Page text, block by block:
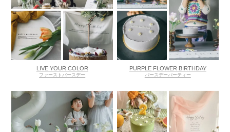
LIVE YOUR COLOR
ファーストバースデー
PURPLE FLOWER BIRTHDAY
バースデーパーティー